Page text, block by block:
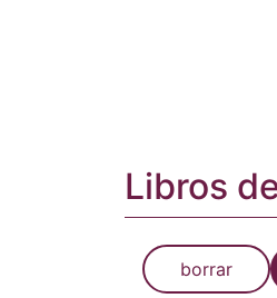
Libros
borrar